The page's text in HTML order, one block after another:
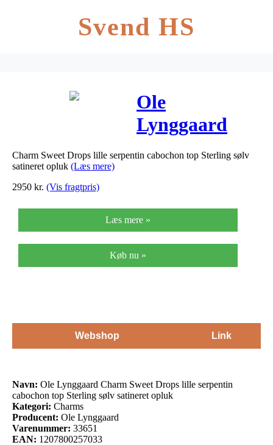
Svend HS
Ole
Lynggaard
Charm Sweet
cabochon top
Sterling sølv
satineret
Charm Sweet Drops lille serpentin cabochon top Sterling sølv
satineret opluk (Læs mere)
2950 kr. (Vis fragtpris)
Læs mere »
Køb nu »
Webshop Link
Navn: Ole Lynggaard Charm Sweet Drops lille serpentin
cabochon top Sterling sølv satineret opluk
Kategori: Charms
Producent: Ole Lynggaard
Varenummer: 33651
EAN: 1207800257033